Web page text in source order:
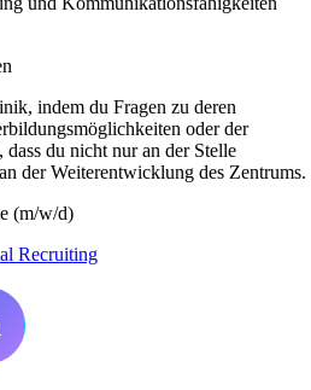
indem du Fragen zu deren
oder der
du nicht nur an der Stelle
der Weiterentwicklung des Zentrums.
(m/w/d)
Recruiting